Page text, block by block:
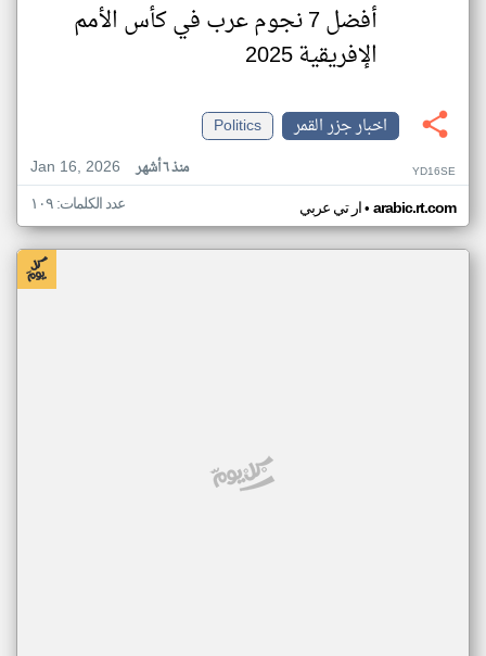
أفضل 7 نجوم عرب في كأس الأمم
الإفريقية 2025
اخبار جزر القمر
Politics
Jan 16, 2026
منذ ٦ أشهر YD16SE
ار تي عربي• arabic.rt.com عدد الكلمات: ١٠٩